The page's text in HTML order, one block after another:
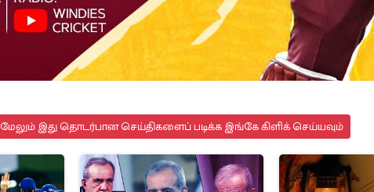
மேலும் இது தொடர்பான செய்திகளைப் படிக்க இங்கே கிளிக் செய்யவும்